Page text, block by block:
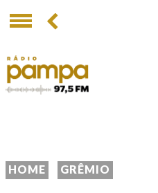
HOME GRÊMIO